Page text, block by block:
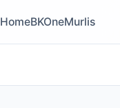
HomeBKOneMurlis